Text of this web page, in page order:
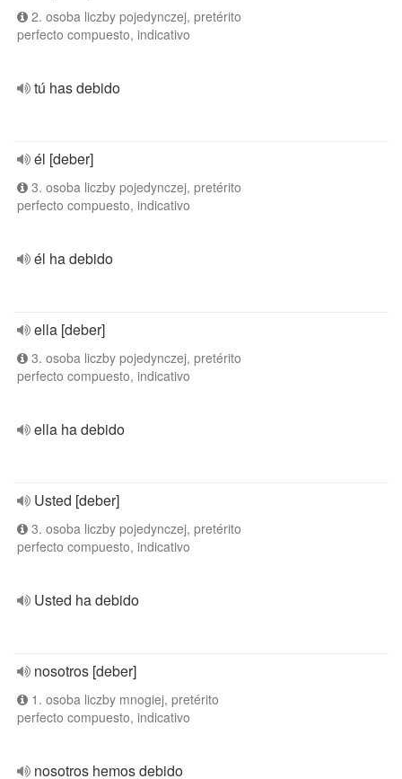
2. osoba liczby pojedynczej, pretérito
perfecto compuesto, indicativo
tú has debido
él [deber]
3. osoba liczby pojedynczej, pretérito
perfecto compuesto, indicativo
él ha debido
ella [deber]
3. osoba liczby pojedynczej, pretérito
perfecto compuesto, indicativo
ella ha debido
Usted [deber]
3. osoba liczby pojedynczej, pretérito
perfecto compuesto, indicativo
Usted ha debido
nosotros [deber]
1. osoba liczby mnogiej, pretérito
perfecto compuesto, indicativo
nosotros hemos debido